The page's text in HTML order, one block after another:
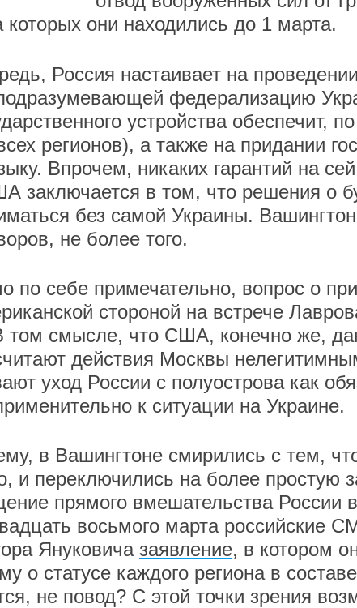
которых они находились до 1 марта.
Россия настаивает на
федерализацию
устройства обеспечит,
регионов), а также на придании
Впрочем, никаких гарантий на
заключается в том, что решения о
без самой Украины. Вашингтон
не более того.
по себе примечательно, вопрос о
стороной на встрече
том смысле, что США, конечно же,
действия Москвы
уход России с полуострова как
к ситуации на Украине.
в Вашингтоне смирились с тем,
и переключились на более простую
прямого вмешательства России
восьмого марта российские
Януковича заявление, в котором
о статусе каждого региона в
не повод? С этой точки зрения